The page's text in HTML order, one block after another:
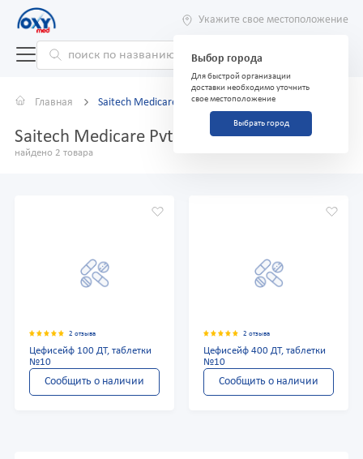
Укажите свое местоположение
Выбор города
Для быстрой организации
доставки необходимо уточнить
свое местоположение
Выбрать город
Главная Saitech Medicare Pvt. Ltd.
Saitech Medicare Pvt. Ltd.
найдено 2 товара
2 отзыва
Цефисейф 100 ДТ, таблетки
№10
Сообщить о наличии
2 отзыва
Цефисейф 400 ДТ, таблетки
№10
Сообщить о наличии